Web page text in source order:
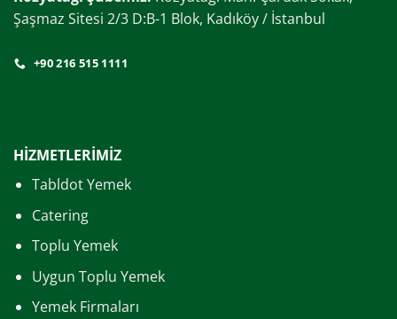
Şaşmaz Sitesi 2/3 D:B-1 Blok, Kadıköy / İstanbul
+90 216 515 1111
HİZMETLERİMİZ
Tabldot Yemek
Catering
Toplu Yemek
Uygun Toplu Yemek
Yemek Firmaları